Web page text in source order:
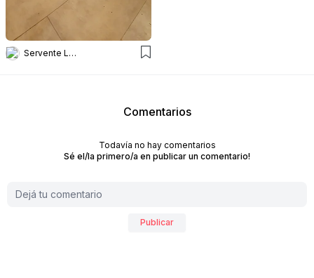
Servente Larrazabal Arq
Comentarios
Todavía no hay comentarios
Sé el/la primero/a en publicar un comentario!
Publicar